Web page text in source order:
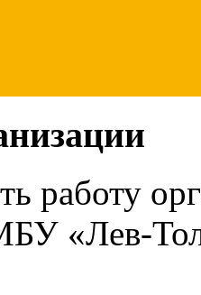
работу
«Лев-